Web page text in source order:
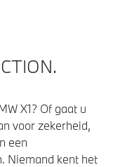
X1? Of gaat u
voor zekerheid,
een
Niemand kent het